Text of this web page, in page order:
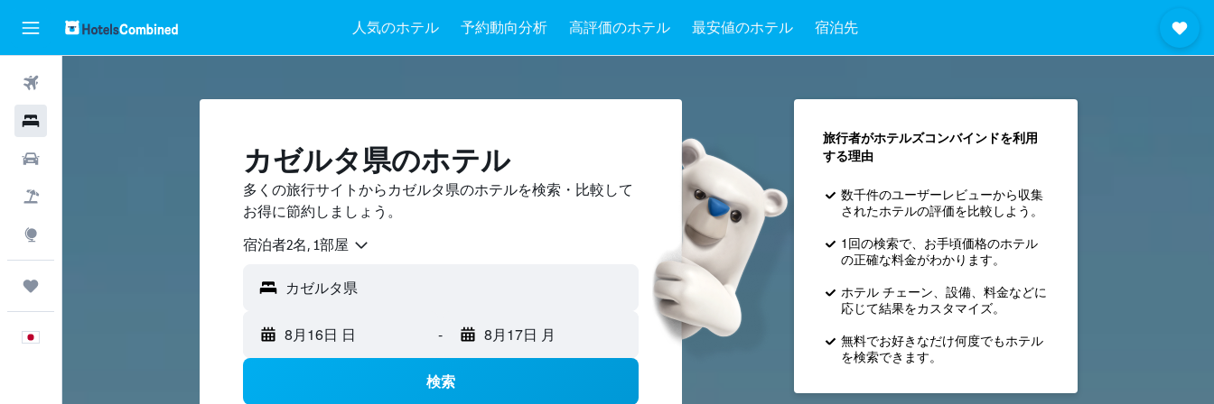
人気のホテル 予約動向分析 高評価のホテル 最安値のホテル 宿泊先
カゼルタ県のホテル
多くの旅行サイトからカゼルタ県のホテルを検索・比較して
お得に節約しましょう。
宿泊者2名, 1​部屋
8月16日 日 - 8月17日 月
検索
旅行者がホテルズコンバインド​を利用
する理由
数千件のユーザーレビューから収集
されたホテルの評価を比較しよう。
1回の検索で、お手頃価格のホテル
の正確な料金がわかります。
ホテル チェーン、設備、料金などに
応じて結果をカスタマイズ。
無料でお好きなだけ何度でもホテル
を検索できます。